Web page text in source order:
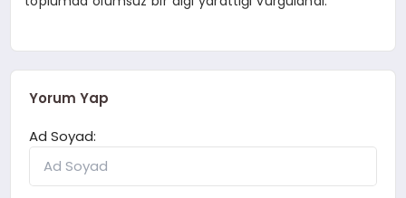
Yorum Yap
Ad Soyad: